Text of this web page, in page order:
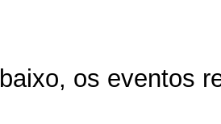
os eventos